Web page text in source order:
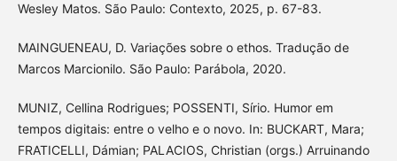
Wesley Matos. São Paulo: Contexto, 2025, p. 67-83.
MAINGUENEAU, D. Variações sobre o ethos. Tradução de
Marcos Marcionilo. São Paulo: Parábola, 2020.
MUNIZ, Cellina Rodrigues; POSSENTI, Sírio. Humor em
tempos digitais: entre o velho e o novo. In: BUCKART, Mara;
FRATICELLI, Dámian; PALACIOS, Christian (orgs.) Arruinando